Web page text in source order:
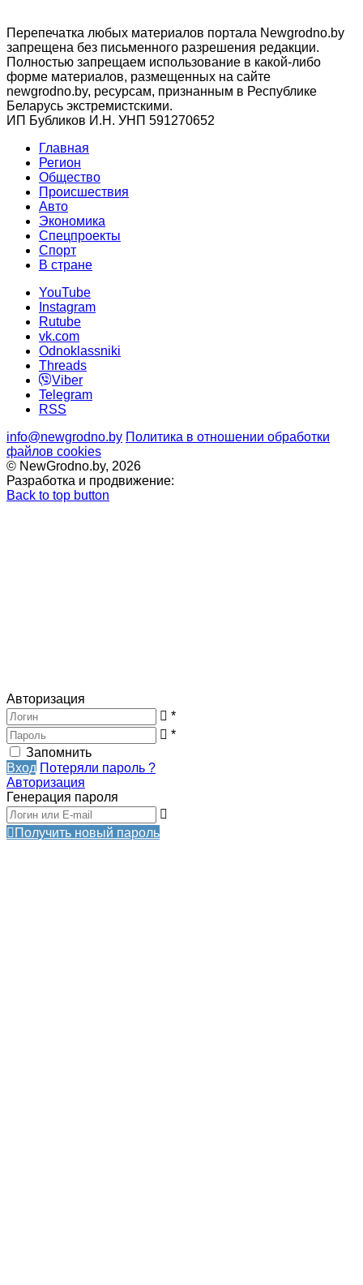
Перепечатка любых материалов портала Newgrodno.by
запрещена без письменного разрешения редакции.
Полностью запрещаем использование в какой-либо
форме материалов, размещенных на сайте
newgrodno.by, ресурсам, признанным в Республике
Беларусь экстремистскими.
ИП Бубликов И.Н. УНП 591270652
Главная
Регион
Общество
Происшествия
Авто
Экономика
Спецпроекты
Cпорт
В стране
YouTube
Instagram
Rutube
vk.com
Odnoklassniki
Threads
Viber
Telegram
RSS
info@newgrodno.by Политика в отношении обработки
файлов cookies
© NewGrodno.by, 2026
Разработка и продвижение:
Back to top button
Авторизация
*
*
Запомнить
Вход Потеряли пароль ?
Авторизация
Генерация пароля
Получить новый пароль